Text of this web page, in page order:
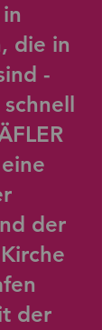
die in
-
der
der